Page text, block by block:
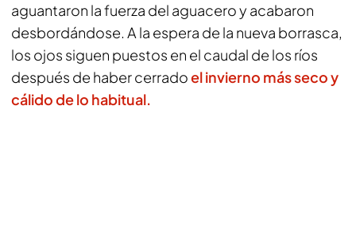
aguantaron la fuerza del aguacero y acabaron
desbordándose. A la espera de la nueva borrasca,
los ojos siguen puestos en el caudal de los ríos
después de haber cerradoel invierno más seco y
cálido de lo habitual.